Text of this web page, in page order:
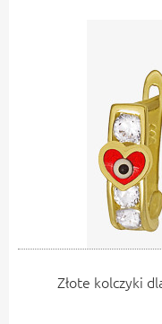
Złote kolczyki